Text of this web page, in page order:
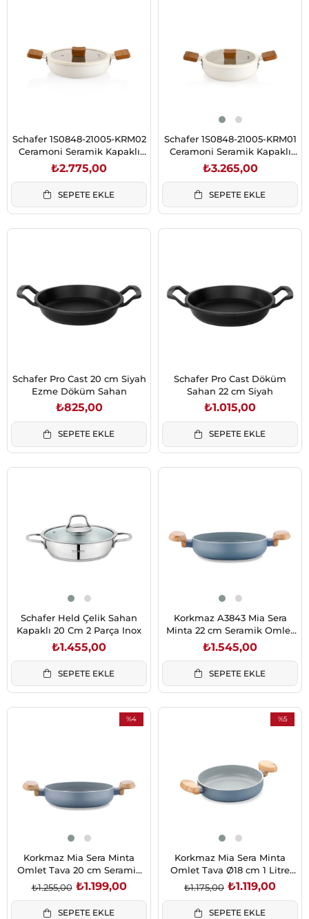
Schafer 1S0848-21005-KRM02
Ceramoni Seramik Kapaklı
Sahan 22 Cm-Krem
₺2.775,00
SEPETE EKLE
Schafer 1S0848-21005-KRM01
Ceramoni Seramik Kapaklı
Sahan 20 Cm-Krem
₺3.265,00
SEPETE EKLE
Schafer Pro Cast 20 cm Siyah
Ezme Döküm Sahan
₺825,00
SEPETE EKLE
Schafer Pro Cast Döküm
Sahan 22 cm Siyah
₺1.015,00
SEPETE EKLE
Schafer Held Çelik Sahan
Kapaklı 20 Cm 2 Parça Inox
₺1.455,00
SEPETE EKLE
Korkmaz A3843 Mia Sera
Minta 22 cm Seramik Omlet
Tava
₺1.545,00
SEPETE EKLE
%4
Korkmaz Mia Sera Minta
Omlet Tava 20 cm Seramik
Kaplama İndüksiyon Uyumlu
₺1.199,00
₺1.255,00
SEPETE EKLE
%5
Korkmaz Mia Sera Minta
Omlet Tava Ø18 cm 1 Litre
Seramik Kaplama
₺1.119,00
₺1.175,00
SEPETE EKLE